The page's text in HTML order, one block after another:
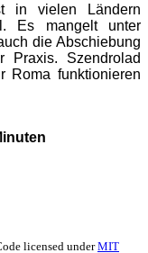
in vielen Ländern
Es mangelt unter
die Abschiebung
Praxis. Szendrolad
Roma funktionieren
licensed underMIT